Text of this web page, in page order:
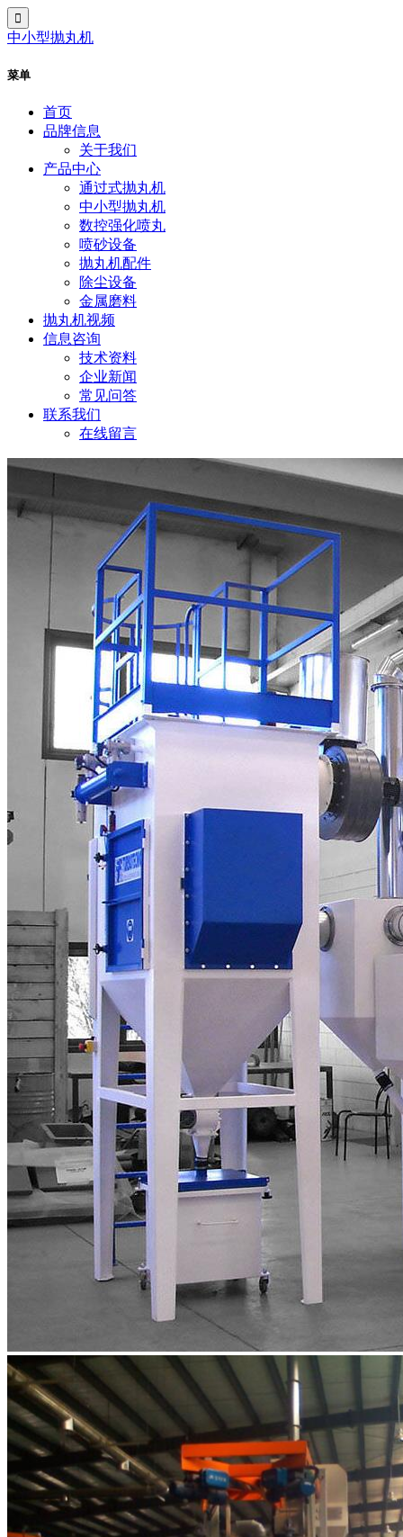
中小型抛丸机
菜单
首页
品牌信息
关于我们
产品中心
通过式抛丸机
中小型抛丸机
数控强化喷丸
喷砂设备
抛丸机配件
除尘设备
金属磨料
抛丸机视频
信息咨询
技术资料
企业新闻
常见问答
联系我们
在线留言